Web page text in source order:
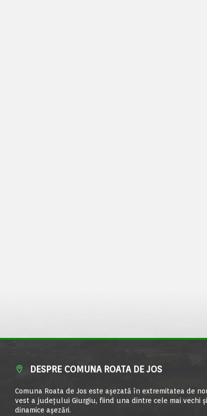
DESPRE COMUNA ROATA DE JOS
Comuna Roata de Jos este aşezată în extremitatea de
vest a judeţului Giurgiu, fiind una dintre cele mai vechi şi
dinamice aşezări.